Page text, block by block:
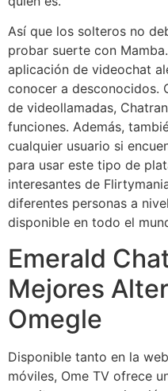
Así que los solteros no
probar suerte con
aplicación de videochat
conocer a desconocidos.
de videollamadas,
funciones. Además,
cualquier usuario si
para usar este tipo de
interesantes de
diferentes personas a
disponible en todo el
Emerald
Mejores
Omegle
Disponible tanto en la
móviles, Ome TV ofrece